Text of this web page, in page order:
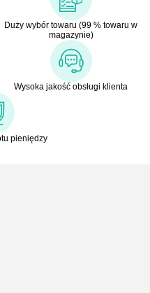
Duży wybór towaru (99 % towaru w
magazynie)
Wysoka jakość obsługi klienta
pieniędzy